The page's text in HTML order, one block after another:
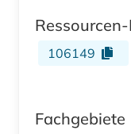
106149
Fachgebiete